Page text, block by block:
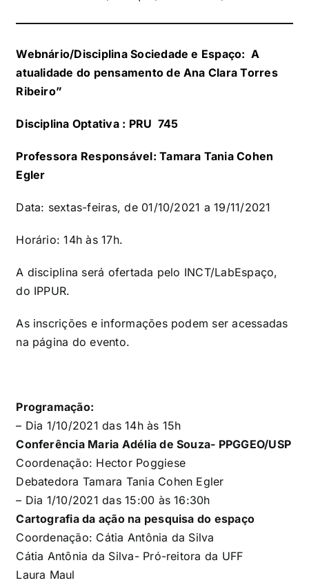
Webnário/Disciplina Sociedade e Espaço: A
atualidade do pensamento de Ana Clara Torres
Ribeiro”
Disciplina Optativa : PRU 745
Professora Responsável:Tamara Tania Cohen
Egler
Data: sextas-feiras, de 01/10/2021 a 19/11/2021
Horário: 14h às 17h.
A disciplina será ofertada pelo INCT/LabEspaço,
do IPPUR.
As inscrições e informações podem ser acessadas
na página doevento.
Programação:
– Dia 1/10/2021 das 14h às 15h
Conferência Maria Adélia de Souza- PPGGEO/USP
Coordenação: Hector Poggiese
Debatedora Tamara Tania Cohen Egler
– Dia 1/10/2021 das 15:00 às 16:30h
Cartografia da ação na pesquisa do espaço
Coordenação: Cátia Antônia da Silva
Cátia Antônia da Silva- Pró-reitora da UFF
Laura Maul